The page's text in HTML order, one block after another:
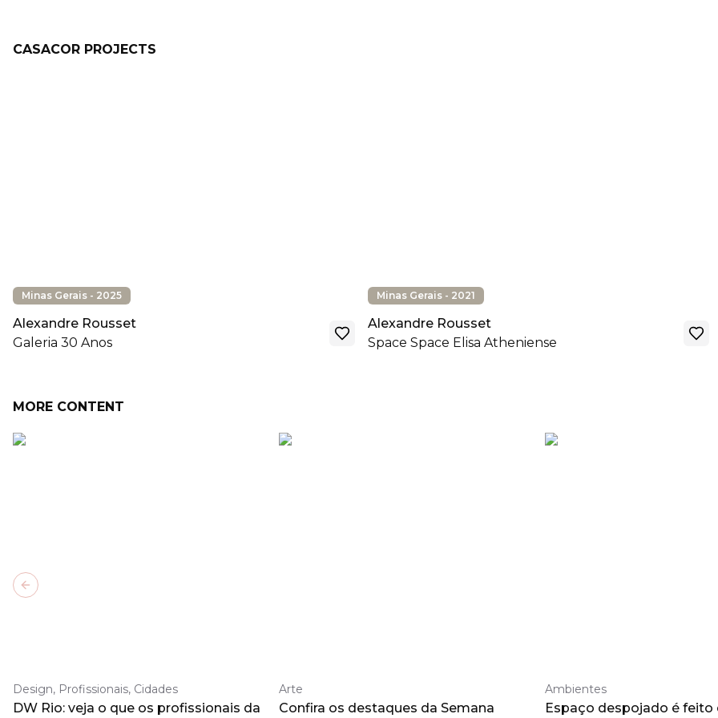
CASACOR PROJECTS
Minas Gerais - 2025
Alexandre Rousset
Galeria 30 Anos
Minas Gerais - 2021
Alexandre Rousset
Space Space Elisa Atheniense
MORE CONTENT
Design, Profissionais, Cidades
DW Rio: veja o que os profissionais da
Arte
Confira os destaques da Semana
Ambientes
Espaço despojado é feito
Previous slide